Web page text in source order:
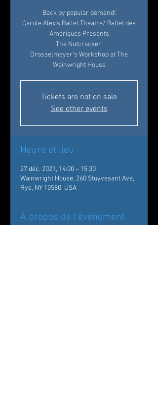
Back by popular demand!
Carole Alexis Ballet Theatre/ Ballet des
Amériques Presents
The Nutcracker:
Drosselmeyer’s Workshop at The
Wainwright House
Tickets are not on sale
See other events
Heure et lieu
27 déc. 2021, 14:00 – 15:30
Wainwright House, 260 Stuyvesant Ave,
Rye, NY 10580, USA
À propos de l'événement